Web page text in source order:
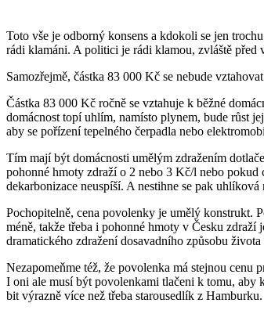
Toto vše je odborný konsens a kdokoli se jen
rádi klamáni. A politici je rádi klamou, zvláště
Samozřejmě, částka 83 000 Kč se nebude
Částka 83 000 Kč ročně se vztahuje k běžné
domácnost topí uhlím, namísto plynem, bude růst
aby se pořízení tepelného čerpadla nebo
Tím mají být domácnosti umělým zdražením
pohonné hmoty zdraží o 2 nebo 3 Kč/l nebo pokud
dekarbonizace neuspíší. A nestihne se pak
Pochopitelně, cena povolenky je umělý konstrukt.
méně, takže třeba i pohonné hmoty v Česku
dramatického zdražení dosavadního způsobu života
Nezapomeňme též, že povolenka má stejnou
I oni ale musí být povolenkami tlačeni k tomu, aby
bit výrazně více než třeba starousedlík z Hamburku.